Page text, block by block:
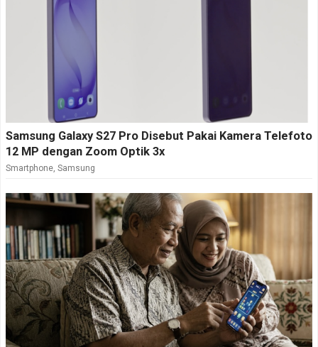
Samsung Galaxy S27 Pro Disebut Pakai Kamera Telefoto
12 MP dengan Zoom Optik 3x
Smartphone Samsung